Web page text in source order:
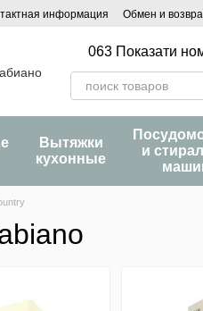
информация Обмен и
063 Показати
Вытяжки
кухонные
и